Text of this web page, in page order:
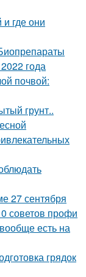
где они
года
почвой:
грунт..
27 сентября
советов профи
есть на
грядок